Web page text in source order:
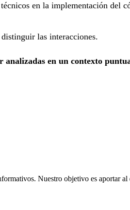
en la implementación del
las interacciones.
analizadas en un contexto
Nuestro objetivo es aportar